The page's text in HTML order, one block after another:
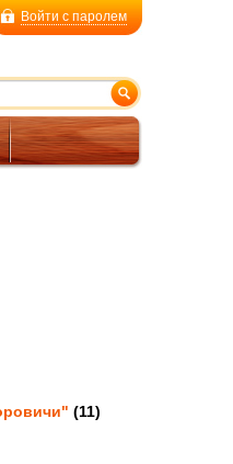
Войти с паролем
(11)